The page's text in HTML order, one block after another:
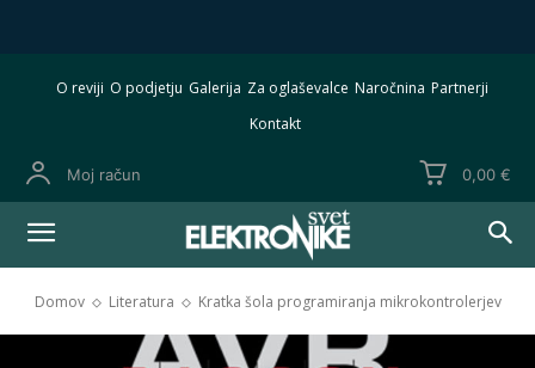
O reviji O podjetju Galerija Za oglaševalce Naročnina Partnerji
Kontakt
Moj račun 0,00 €
Domov Literatura Kratka šola programiranja mikrokontrolerjev